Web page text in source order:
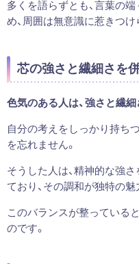
多くを語らずとも、言葉の
め、周囲は無意識に惹きつけ
芯の強さと繊細さを
色気のある人は、強さと繊
自分の考えをしっかり持ち
を忘れません。
そうした人は、精神的な強
ており、その調和が独特の魅
このバランスが整っている
のです。